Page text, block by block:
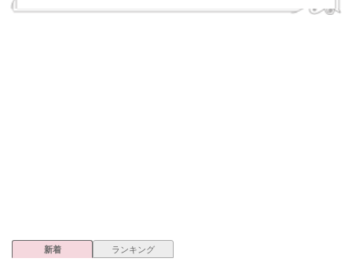
新着 ランキング